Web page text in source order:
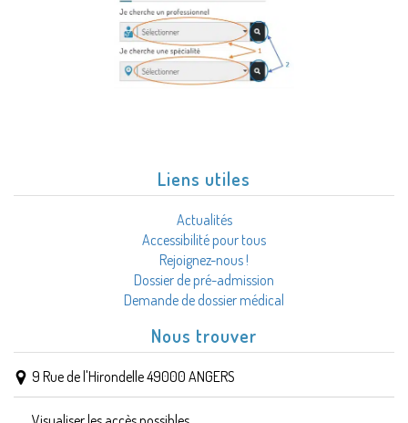
Liens utiles
Actualités
Accessibilité pour tous
Rejoignez-nous !
Dossier de pré-admission
Demande de dossier médical
Nous trouver
9 Rue de l'Hirondelle 49000 ANGERS